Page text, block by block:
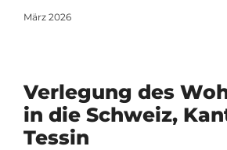
März 2026
Verlegung des
in die Schweiz,
Tessin